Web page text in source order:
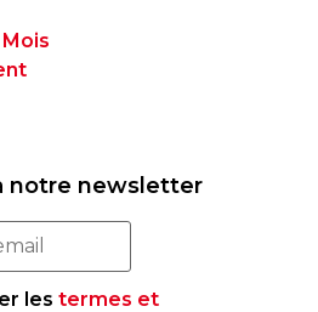
notre newsletter
les termes et